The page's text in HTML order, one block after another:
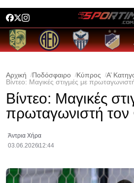
Αρχική Ποδόσφαιρο Κύπρος
Α’
Βίντεο: Μαγικές στιγμές με
Βίντεο: Μαγικές
πρωταγωνιστή
Άντρια Χήρα
03.06.2026 12:44